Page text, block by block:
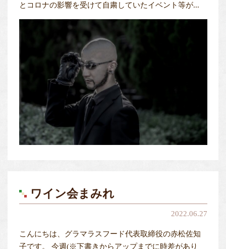
とコロナの影響を受けて自粛していたイベント等が...
ワイン会まみれ
2022.06.27
こんにちは、グラマラスフード代表取締役の赤松佐知
子です。 今週(※下書きからアップまでに時差があり